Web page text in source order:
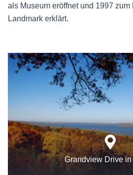
als Museum eröffnet und 1997
Landmark erklärt.
Grandview Drive